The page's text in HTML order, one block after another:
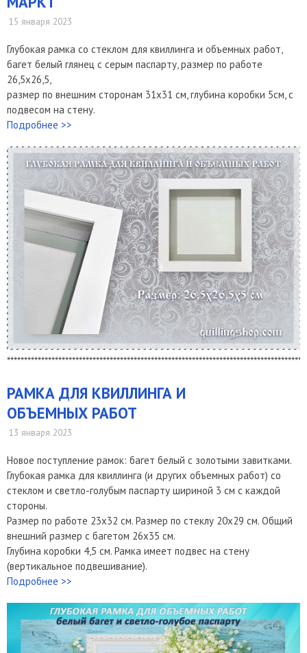
15 января 2023
Глубокая рамка со стеклом для квиллинга и объемных работ,
багет белый глянец с серым паспарту, размер по работе
26,5х26,5,
размер по внешним сторонам 31х31 см, глубина коробки 5см, с
подвесом на стену.
Подробнее >>
РАМКА ДЛЯ КВИЛЛИНГА И
ОБЪЕМНЫХ РАБОТ
13 января 2023
Новое поступление рамок: багет белый с золотыми завитками.
Глубокая рамка для квиллинга (и других объемных работ) со
стеклом и светло-голубым паспарту шириной 3 см с каждой
стороны.
Размер по работе 23х32 см. Размер по стеклу 20х29 см. Общий
внешний размер с багетом 26х35 см.
Глубина коробки 4,5 см. Рамка имеет подвес на стену
(вертикальное подвешивание).
Подробнее >>